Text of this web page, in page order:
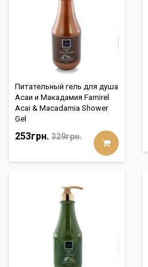
Питательный гель для душа
Асаи и Макадамия Famirel
Acai & Macadamia Shower
Gel
253грн. 329грн.